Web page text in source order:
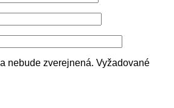
nebude zverejnená. Vyžadované